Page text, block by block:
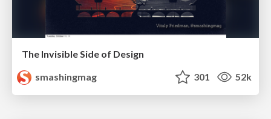
The Invisible Side of Design
smashingmag
301 52k